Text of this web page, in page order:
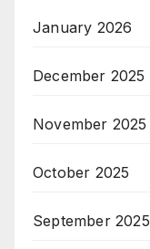
January 2026
December 2025
November 2025
October 2025
September 2025